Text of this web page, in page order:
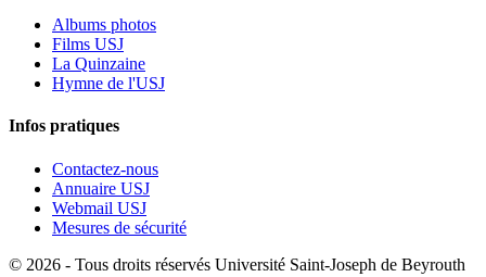
Albums photos
Films USJ
La Quinzaine
Hymne de l'USJ
Infos pratiques
Contactez-nous
Annuaire USJ
Webmail USJ
Mesures de sécurité
© 2026 - Tous droits réservés Université Saint-Joseph de Beyrouth